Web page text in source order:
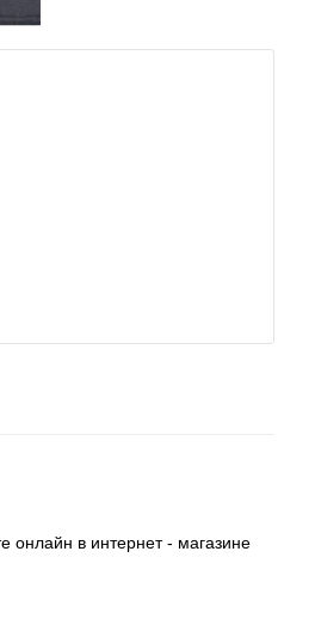
онлайн в интернет - магазине